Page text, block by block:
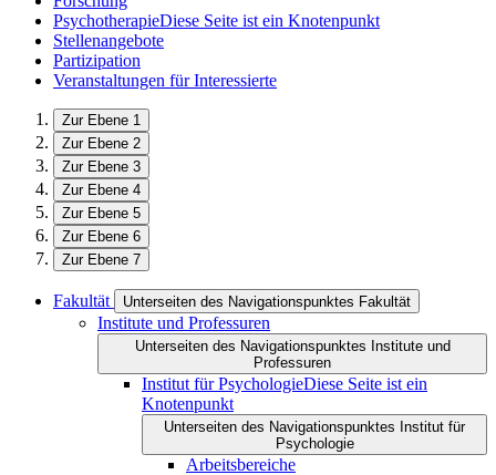
PsychotherapieDiese Seite ist ein Knotenpunkt
Stellenangebote
Partizipation
Veranstaltungen für Interessierte
Zur Ebene 1
Zur Ebene 2
Zur Ebene 3
Zur Ebene 4
Zur Ebene 5
Zur Ebene 6
Zur Ebene 7
Fakultät Unterseiten des Navigationspunktes Fakultät
Institute und Professuren
Unterseiten des Navigationspunktes Institute und
Professuren
Institut für PsychologieDiese Seite ist ein
Knotenpunkt
Unterseiten des Navigationspunktes Institut für
Psychologie
Arbeitsbereiche